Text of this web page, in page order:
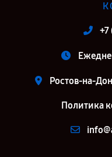
+7
Ростов-на-
Политика